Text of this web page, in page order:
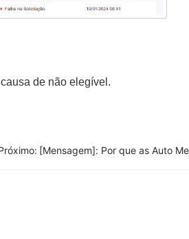
de não elegível.